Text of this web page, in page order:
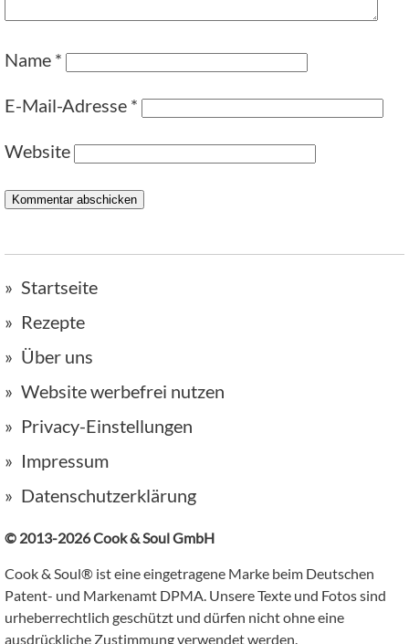
Name *
E-Mail-Adresse *
Website
Startseite
Rezepte
Über uns
Website werbefrei nutzen
Privacy-Einstellungen
Impressum
Datenschutzerklärung
© 2013-2026 Cook & Soul GmbH
Cook & Soul® ist eine eingetragene Marke beim Deutschen
Patent- und Markenamt DPMA. Unsere Texte und Fotos sind
urheberrechtlich geschützt und dürfen nicht ohne eine
ausdrückliche Zustimmung verwendet werden.